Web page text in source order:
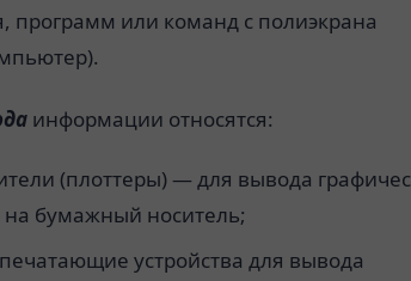
программ или команд с полиэкрана
информации относятся:
(плоттеры) — для вывода
бумажный носитель;
устройства для вывода